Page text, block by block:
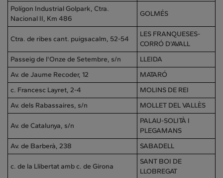
Polígon Industrial Golpark, Ctra.
Nacional II, Km 486
GOLMÉS
Ctra. de ribes cant. puigsacalm, 52-54
LES FRANQUESES-
CORRÓ D'AVALL
Passeig de l'Onze de Setembre, s/n
LLEIDA
Av. de Jaume Recoder, 12
MATARÓ
c. Francesc Layret, 2-4
MOLINS DE REI
Av. dels Rabassaires, s/n
MOLLET DEL VALLÈS
Av. de Catalunya, s/n
PALAU-SOLITÀ I
PLEGAMANS
Av. de Barberà, 238
SABADELL
c. de la Llibertat amb c. de Girona
SANT BOI DE
LLOBREGAT